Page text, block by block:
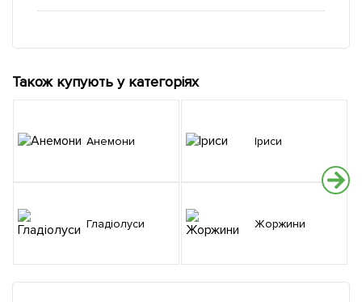
Також купують у категоріях
Анемони
Гладіолуси
Іриси
Жоржини